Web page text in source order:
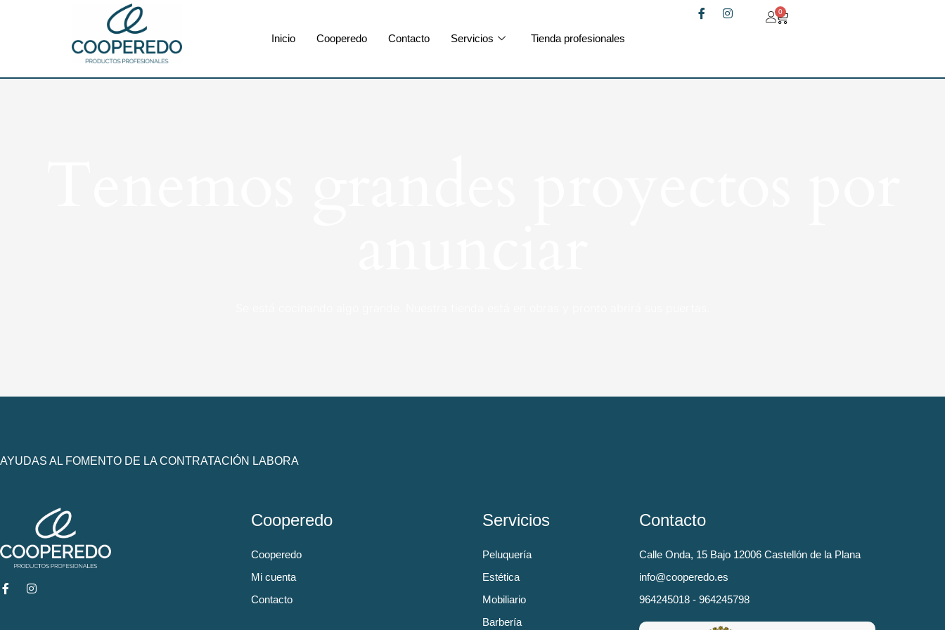
Inicio Cooperedo Contacto Servicios Tienda profesionales
0
AYUDAS AL FOMENTO DE LA CONTRATACIÓN LABORA
Cooperedo
Cooperedo
Mi cuenta
Contacto
Servicios
Peluquería
Estética
Mobiliario
Barbería
Contacto
Calle Onda, 15 Bajo 12006 Castellón de la Plana
info@cooperedo.es
964245018 - 964245798